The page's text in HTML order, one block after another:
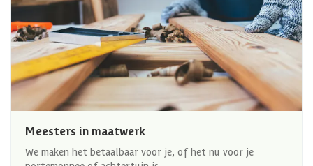
Meesters in maatwerk
We maken het betaalbaar voor je, of het nu voor je